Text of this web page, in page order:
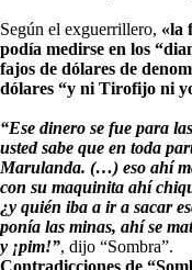
Según el exguerrillero, «la
podía medirse en los
fajos de dólares de
dólares “y ni Tirofijo ni
“Ese dinero se fue para
usted sabe que en toda
Marulanda. (…) eso ahí
con su maquinita ahí
¿y quién iba a ir a sacar
ponía las minas, ahí se
y ¡pim!”, dijo “Sombra”.
Contradicciones de